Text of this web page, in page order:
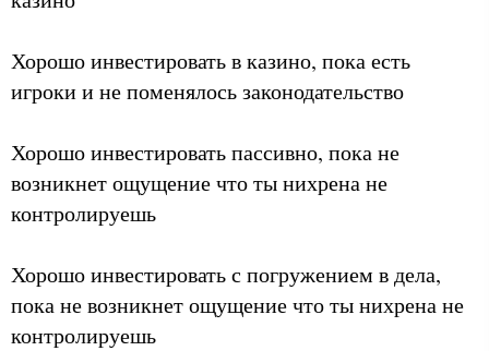
Хорошо инвестировать в казино, пока есть
игроки и не поменялось законодательство
Хорошо инвестировать пассивно, пока не
возникнет ощущение что ты нихрена не
контролируешь
Хорошо инвестировать с погружением в дела,
пока не возникнет ощущение что ты нихрена не
контролируешь